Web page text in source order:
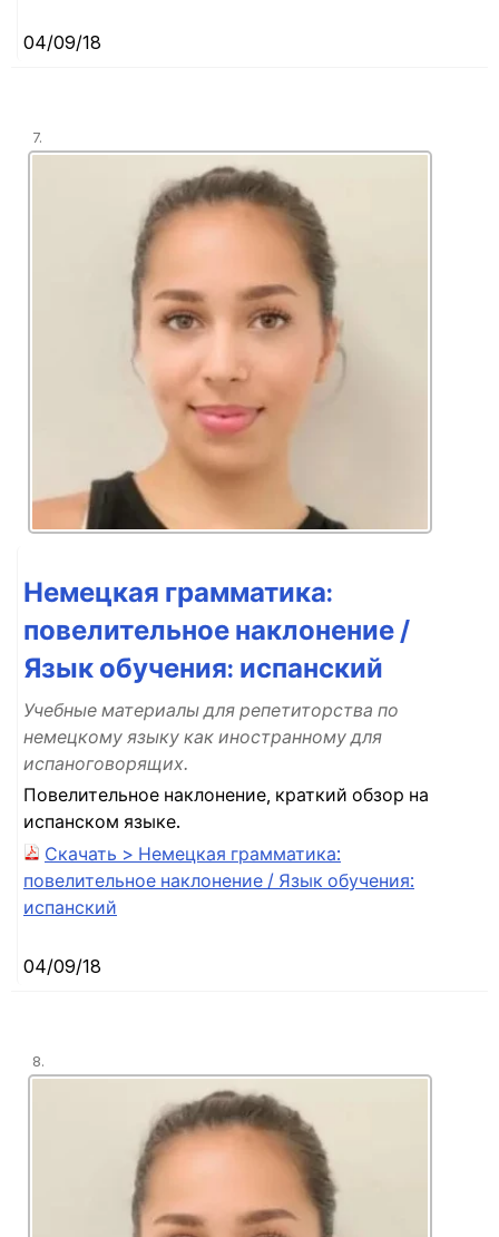
04/09/18
7.
Немецкая грамматика:
повелительное наклонение /
Язык обучения: испанский
Учебные материалы для репетиторства по
немецкому языку как иностранному для
испаноговорящих.
Повелительное наклонение, краткий обзор на
испанском языке.
Скачать > Немецкая грамматика:
повелительное наклонение / Язык обучения:
испанский
04/09/18
8.